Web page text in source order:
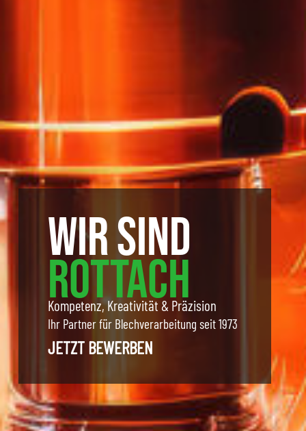
WIR SIND
ROTTACH
Kompetenz, Kreativität & Präzision
Ihr Partner für Blechverarbeitung seit 1973
JETZT BEWERBEN